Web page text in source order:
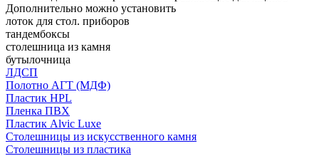
Дополнительно можно установить
лоток для стол. приборов
тандембоксы
столешница из камня
бутылочница
ЛДСП
Полотно АГТ (МДФ)
Пластик HPL
Пленка ПВХ
Пластик Alvic Luxe
Столешницы из искусственного камня
Столешницы из пластика